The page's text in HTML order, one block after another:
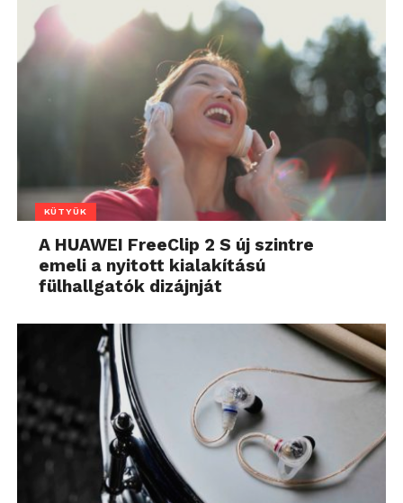
KÜTYÜK
A HUAWEI FreeClip 2 S új szintre
emeli a nyitott kialakítású
fülhallgatók dizájnját